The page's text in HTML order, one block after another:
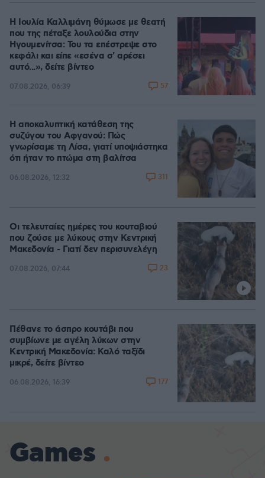
Η Ιουλία Καλλιμάνη θύμωσε με θεατή
που της πέταξε λουλούδια στην
Ηγουμενίτσα: Του τα επέστρεψε στο
κεφάλι και είπε «εσένα σ' αρέσει
αυτό...», δείτε βίντεο
07.08.2026, 06:39 57
Η αποκαλυπτική κατάθεση της
συζύγου του Αφγανού: Πώς
γνωρίσαμε τη Λίσα, γιατί υποψιάστηκα
ότι ήταν το πτώμα στη βαλίτσα
06.08.2026, 12:32 311
Οι τελευταίες ημέρες του κουταβιού
που ζούσε με λύκους στην Κεντρική
Μακεδονία - Γιατί δεν περισυνελέγη
07.08.2026, 07:44 23
Πέθανε το άσπρο κουτάβι που
συμβίωνε με αγέλη λύκων στην
Κεντρική Μακεδονία: Καλό ταξίδι
μικρέ, δείτε βίντεο
06.08.2026, 16:39 177
Games